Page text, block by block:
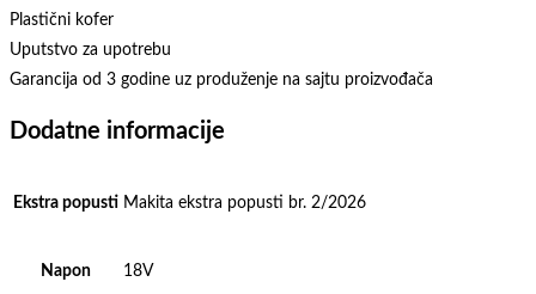
Plastični kofer
Uputstvo za upotrebu
Garancija od 3 godine uz produženje na sajtu proizvođača
Dodatne informacije
Ekstra popusti Makita ekstra popusti br. 2/2026
Napon 18V